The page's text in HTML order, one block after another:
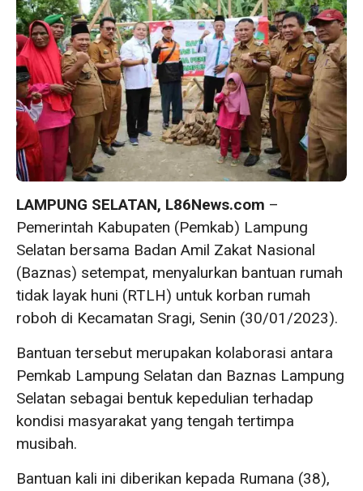
LAMPUNG SELATAN, L86News.com –
Pemerintah Kabupaten (Pemkab) Lampung
Selatan bersama Badan Amil Zakat Nasional
(Baznas) setempat, menyalurkan bantuan rumah
tidak layak huni (RTLH) untuk korban rumah
roboh di Kecamatan Sragi, Senin (30/01/2023).
Bantuan tersebut merupakan kolaborasi antara
Pemkab Lampung Selatan dan Baznas Lampung
Selatan sebagai bentuk kepedulian terhadap
kondisi masyarakat yang tengah tertimpa
musibah.
Bantuan kali ini diberikan kepada Rumana (38),